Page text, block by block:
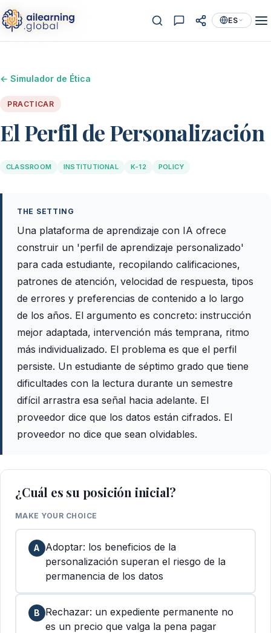
ES
← Simulador de Ética
PRACTICAR
El Perfil de Personalización
CLASSROOM INSTITUTIONAL K-12 POLICY
THE SETTING
Una plataforma de aprendizaje con IA ofrece
construir un 'perfil de aprendizaje personalizado'
para cada estudiante, recopilando calificaciones,
patrones de atención, velocidad de respuesta, tipos
de errores y preferencias de contenido a lo largo
de los años. El argumento es concreto: instrucción
mejor adaptada, intervención más temprana, ritmo
más individualizado. El problema es que el perfil
persiste. Un estudiante de séptimo grado que tiene
dificultades con la lectura durante un semestre
difícil arrastra esa señal hacia adelante. El
proveedor dice que los datos están cifrados. El
proveedor no dice que sean olvidables.
¿Cuál es su posición inicial?
MAKE YOUR CHOICE
A Adoptar: los beneficios de la
personalización superan el riesgo de la
permanencia de los datos
B Rechazar: un expediente permanente no
es un precio que valga la pena pagar